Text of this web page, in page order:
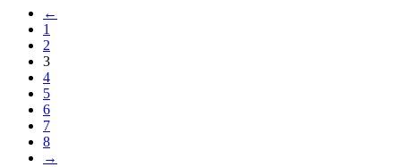
←
1
2
3
4
5
6
7
8
→